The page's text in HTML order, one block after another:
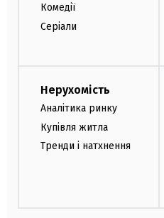
Комедії
Серіали
Нерухомість
Аналітика ринку
Купівля житла
Тренди і натхнення